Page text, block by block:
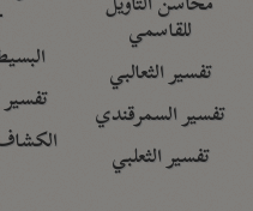
محاسن التأويل
للقاسمي
تفسير الثعالبي
تفسير السمرقندي
تفسير الثعلبي